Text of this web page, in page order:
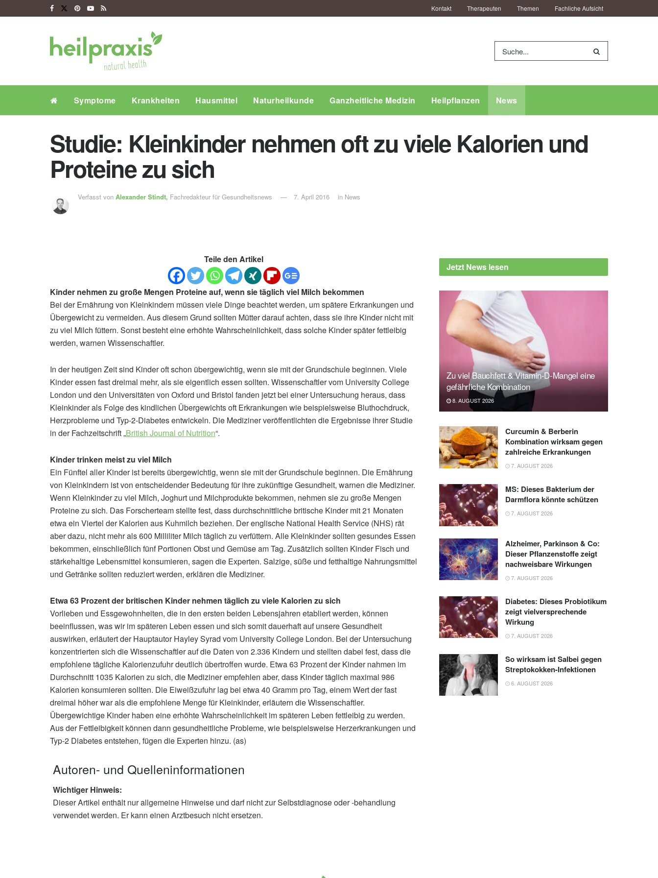
Kontakt Therapeuten Themen Fachliche Aufsicht
Symptome Krankheiten Hausmittel Naturheilkunde Ganzheitliche Medizin Heilpflanzen News
Studie: Kleinkinder nehmen oft zu viele Kalorien und
Proteine zu sich
Verfasst von Alexander Stindt, Fachredakteur für Gesundheitsnews 7. April 2016 in News
Teile den Artikel
Kinder nehmen zu große Mengen Proteine auf, wenn sie täglich viel Milch bekommen
Bei der Ernährung von Kleinkindern müssen viele Dinge beachtet werden, um spätere Erkrankungen und
Übergewicht zu vermeiden. Aus diesem Grund sollten Mütter darauf achten, dass sie ihre Kinder nicht mit
zu viel Milch füttern. Sonst besteht eine erhöhte Wahrscheinlichkeit, dass solche Kinder später fettleibig
werden, warnen Wissenschaftler.
In der heutigen Zeit sind Kinder oft schon übergewichtig, wenn sie mit der Grundschule beginnen. Viele
Kinder essen fast dreimal mehr, als sie eigentlich essen sollten. Wissenschaftler vom University College
London und den Universitäten von Oxford und Bristol fanden jetzt bei einer Untersuchung heraus, dass
Kleinkinder als Folge des kindlichen Übergewichts oft Erkrankungen wie beispielsweise Bluthochdruck,
Herzprobleme und Typ-2-Diabetes entwickeln. Die Mediziner veröffentlichten die Ergebnisse ihrer Studie
in der Fachzeitschrift „British Journal of Nutrition“.
Kinder trinken meist zu viel Milch
Ein Fünftel aller Kinder ist bereits übergewichtig, wenn sie mit der Grundschule beginnen. Die Ernährung
von Kleinkindern ist von entscheidender Bedeutung für ihre zukünftige Gesundheit, warnen die Mediziner.
Wenn Kleinkinder zu viel Milch, Joghurt und Milchprodukte bekommen, nehmen sie zu große Mengen
Proteine zu sich. Das Forscherteam stellte fest, dass durchschnittliche britische Kinder mit 21 Monaten
etwa ein Viertel der Kalorien aus Kuhmilch beziehen. Der englische National Health Service (NHS) rät
aber dazu, nicht mehr als 600 Milliliter Milch täglich zu verfüttern. Alle Kleinkinder sollten gesundes Essen
bekommen, einschließlich fünf Portionen Obst und Gemüse am Tag. Zusätzlich sollten Kinder Fisch und
stärkehaltige Lebensmittel konsumieren, sagen die Experten. Salzige, süße und fetthaltige Nahrungsmittel
und Getränke sollten reduziert werden, erklären die Mediziner.
Etwa 63 Prozent der britischen Kinder nehmen täglich zu viele Kalorien zu sich
Vorlieben und Essgewohnheiten, die in den ersten beiden Lebensjahren etabliert werden, können
beeinflussen, was wir im späteren Leben essen und sich somit dauerhaft auf unsere Gesundheit
auswirken, erläutert der Hauptautor Hayley Syrad vom University College London. Bei der Untersuchung
konzentrierten sich die Wissenschaftler auf die Daten von 2.336 Kindern und stellten dabei fest, dass die
empfohlene tägliche Kalorienzufuhr deutlich übertroffen wurde. Etwa 63 Prozent der Kinder nahmen im
Durchschnitt 1035 Kalorien zu sich, die Mediziner empfehlen aber, dass Kinder täglich maximal 986
Kalorien konsumieren sollten. Die Eiweißzufuhr lag bei etwa 40 Gramm pro Tag, einem Wert der fast
dreimal höher war als die empfohlene Menge für Kleinkinder, erläutern die Wissenschaftler.
Übergewichtige Kinder haben eine erhöhte Wahrscheinlichkeit im späteren Leben fettleibig zu werden.
Aus der Fettleibigkeit können dann gesundheitliche Probleme, wie beispielsweise Herzerkrankungen und
Typ-2 Diabetes entstehen, fügen die Experten hinzu. (as)
Autoren- und Quelleninformationen
Wichtiger Hinweis:
Dieser Artikel enthält nur allgemeine Hinweise und darf nicht zur Selbstdiagnose oder -behandlung
verwendet werden. Er kann einen Arztbesuch nicht ersetzen.
Jetzt News lesen
Zu viel Bauchfett & Vitamin-D-Mangel eine
gefährliche Kombination
8. AUGUST 2026
Curcumin & Berberin
Kombination wirksam gegen
zahlreiche Erkrankungen
7. AUGUST 2026
MS: Dieses Bakterium der
Darmflora könnte schützen
7. AUGUST 2026
Alzheimer, Parkinson & Co:
Dieser Pflanzenstoffe zeigt
nachweisbare Wirkungen
7. AUGUST 2026
Diabetes: Dieses Probiotikum
zeigt vielversprechende
Wirkung
7. AUGUST 2026
So wirksam ist Salbei gegen
Streptokokken-Infektionen
6. AUGUST 2026